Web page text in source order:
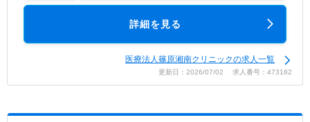
詳細を見る
医療法人篠原湘南クリニックの求人一覧
更新日：2026/07/02 求人番号：473182